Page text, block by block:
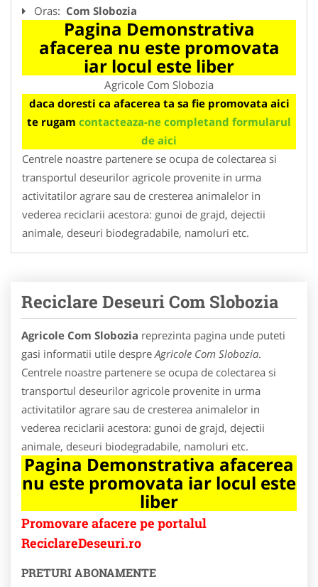
Oras: Com Slobozia
Pagina Demonstrativa
afacerea nu este promovata
iar locul este liber
Agricole Com Slobozia
daca doresti ca afacerea ta sa fie promovata aici
te rugam contacteaza-ne completand formularul
de aici
Centrele noastre partenere se ocupa de colectarea si
transportul deseurilor agricole provenite in urma
activitatilor agrare sau de cresterea animalelor in
vederea reciclarii acestora: gunoi de grajd, dejectii
animale, deseuri biodegradabile, namoluri etc.
Reciclare Deseuri Com Slobozia
Agricole Com Slobozia reprezinta pagina unde puteti
gasi informatii utile despre Agricole Com Slobozia.
Centrele noastre partenere se ocupa de colectarea si
transportul deseurilor agricole provenite in urma
activitatilor agrare sau de cresterea animalelor in
vederea reciclarii acestora: gunoi de grajd, dejectii
animale, deseuri biodegradabile, namoluri etc.
Pagina Demonstrativa afacerea
nu este promovata iar locul este
liber
Promovare afacere pe portalul
ReciclareDeseuri.ro
PRETURI ABONAMENTE